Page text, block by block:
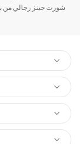
شورت جينز رجالي من